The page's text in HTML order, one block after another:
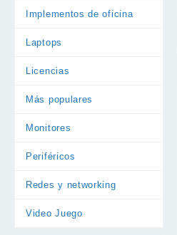
Implementos de oficina
Laptops
Licencias
Más populares
Monitores
Periféricos
Redes y networking
Video Juego